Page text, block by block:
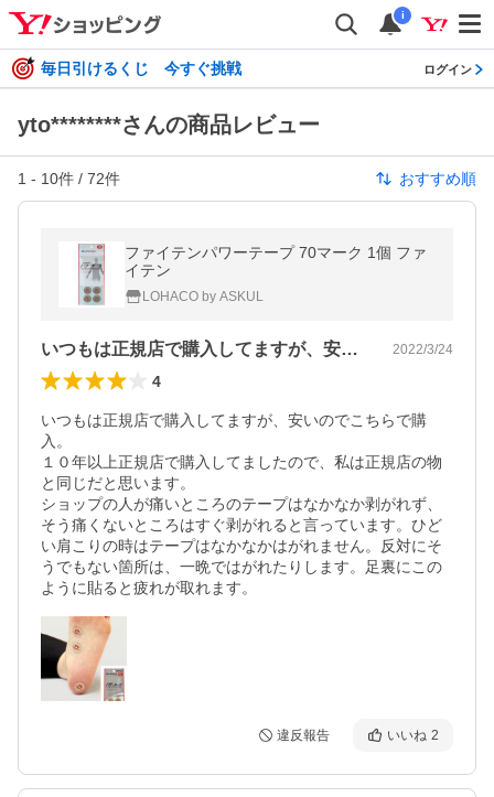
i
毎日引けるくじ 今すぐ挑戦 ログイン
yto********さんの商品レビュー
1 - 10件 / 72件 おすすめ順
ファイテンパワーテープ 70マーク 1個 ファ
イテン
LOHACO by ASKUL
いつもは正規店で購入してますが、安いの… 2022/3/24
4
いつもは正規店で購入してますが、安いのでこちらで購
入。
１０年以上正規店で購入してましたので、私は正規店の物
と同じだと思います。
ショップの人が痛いところのテープはなかなか剥がれず、
そう痛くないところはすぐ剥がれると言っています。ひど
い肩こりの時はテープはなかなかはがれません。反対にそ
うでもない箇所は、一晩ではがれたりします。足裏にこの
ように貼ると疲れが取れます。
違反報告 いいね 2